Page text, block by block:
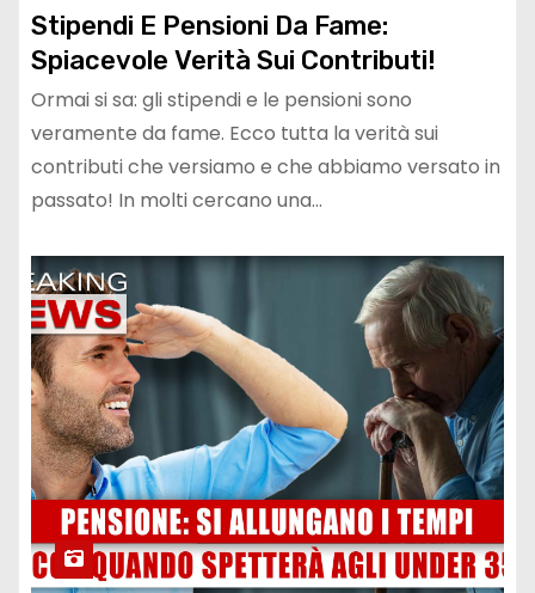
Stipendi E Pensioni Da Fame:
Spiacevole Verità Sui Contributi!
Ormai si sa: gli stipendi e le pensioni sono
veramente da fame. Ecco tutta la verità sui
contributi che versiamo e che abbiamo versato in
passato! In molti cercano una…